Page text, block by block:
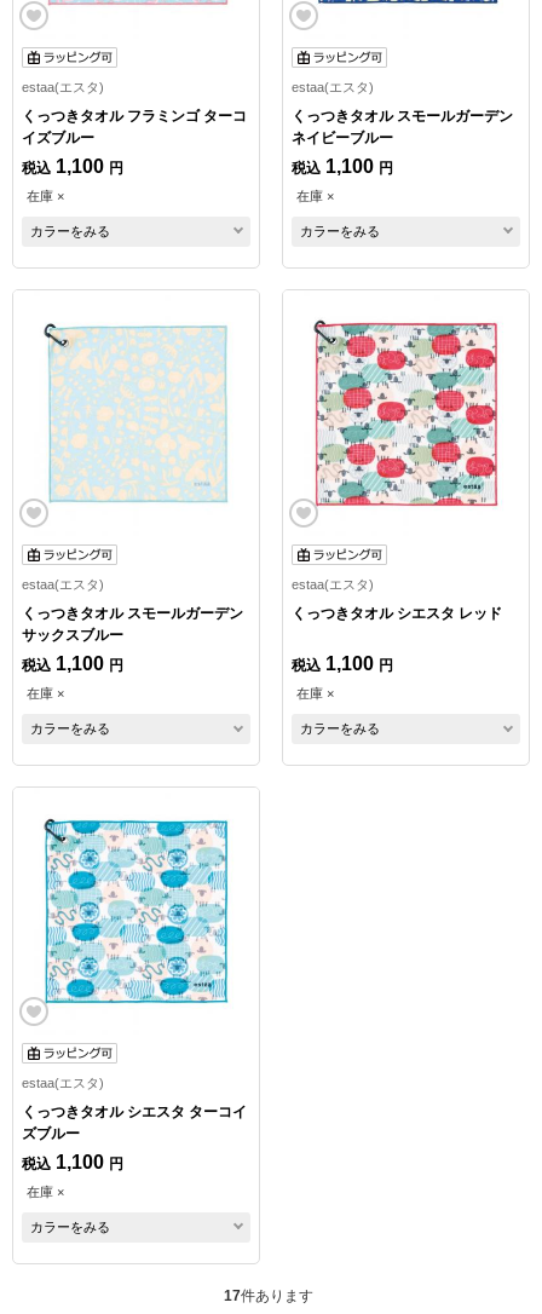
estaa(エスタ)
くっつきタオル フラミンゴ ターコ
イズブルー
税込 1,100 円
在庫 ×
カラーをみる
estaa(エスタ)
くっつきタオル スモールガーデン
ネイビーブルー
税込 1,100 円
在庫 ×
カラーをみる
estaa(エスタ)
くっつきタオル スモールガーデン
サックスブルー
税込 1,100 円
在庫 ×
カラーをみる
estaa(エスタ)
くっつきタオル シエスタ レッド
税込 1,100 円
在庫 ×
カラーをみる
estaa(エスタ)
くっつきタオル シエスタ ターコイ
ズブルー
税込 1,100 円
在庫 ×
カラーをみる
17件あります